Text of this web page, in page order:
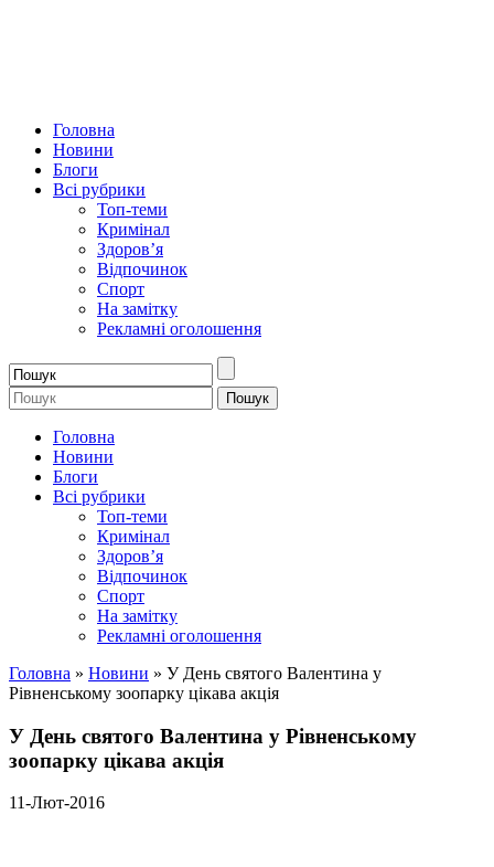
Головна
Новини
Блоги
Всі рубрики
Топ-теми
Кримінал
Здоров’я
Відпочинок
Спорт
На замітку
Рекламні оголошення
Головна
Новини
Блоги
Всі рубрики
Топ-теми
Кримінал
Здоров’я
Відпочинок
Спорт
На замітку
Рекламні оголошення
Головна » Новини » У День святого Валентина у
Рівненському зоопарку цікава акція
У День святого Валентина у Рівненському
зоопарку цікава акція
11-Лют-2016